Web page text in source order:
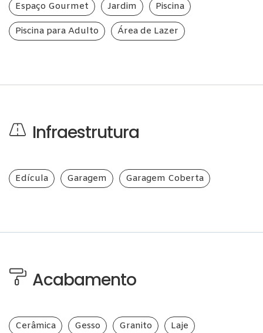
Espaço Gourmet Jardim Piscina
Piscina para Adulto Área de Lazer
Infraestrutura
Edícula Garagem Garagem Coberta
Acabamento
Cerâmica Gesso Granito Laje